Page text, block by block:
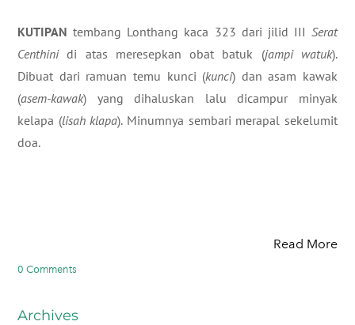
KUTIPAN tembang Lonthang kaca 323 dari jilid III Serat
Centhinidi atas meresepkan obat batuk (jampi watuk).
Dibuat dari ramuan temu kunci (kunci) dan asam kawak
(asem-kawak) yang dihaluskan lalu dicampur minyak
kelapa (lisah klapa). Minumnya sembari merapal sekelumit
doa.
Read More
0 Comments
Archives